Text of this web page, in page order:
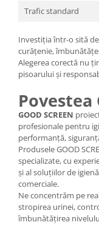
Trafic standard
Investiția într-o sită
curățenie,
Alegerea corectă nu
pisoarului și
Povestea
GOOD SCREEN
profesionale pentru
performanță,
Produsele GOOD
specializate, cu
și al soluțiilor de
comerciale.
Ne concentrăm pe
stropirea urinei,
îmbunătățirea